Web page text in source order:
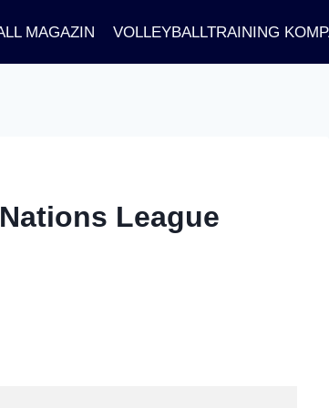
MAGAZIN VOLLEYBALLTRAINING
League